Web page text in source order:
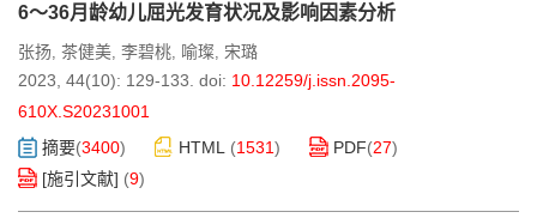
6～36月龄幼儿屈光发育状况及影响因素分析
张扬, 茶健美, 李碧桃, 喻璨, 宋璐
2023, 44(10): 129-133. doi: 10.12259/j.issn.2095-
610X.S20231001
摘要(3400) HTML (1531) PDF(27)
[施引文献] (9)